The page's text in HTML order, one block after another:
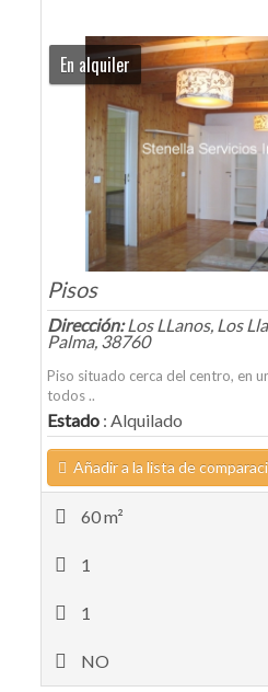
En alquiler
Pisos
Dirección:Los LLanos, Los
Palma, 38760
Piso situado cerca del centro, en
todos ..
Estado : Alquilado
Añadir a la lista de
60 m²
1
1
NO